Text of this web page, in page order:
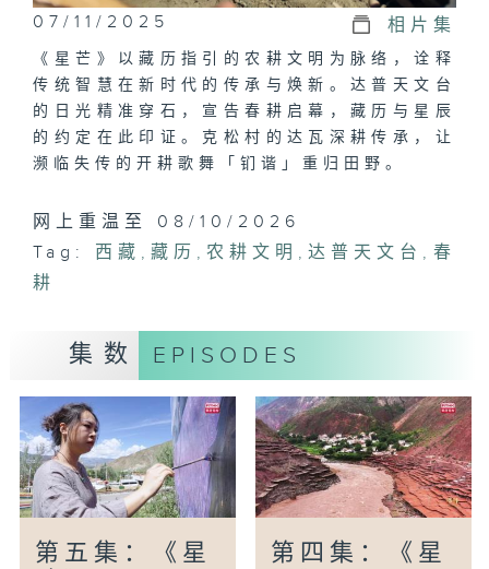
07/11/2025 相片集
《星芒》以藏历指引的农耕文明为脉络，诠释
传统智慧在新时代的传承与焕新。达普天文台
的日光精准穿石，宣告春耕启幕，藏历与星辰
的约定在此印证。克松村的达瓦深耕传承，让
濒临失传的开耕歌舞「钔谐」重归田野。
网上重温至 08/10/2026
Tag:
西藏 , 藏历 , 农耕文明 ,达普天文台 , 春
耕
集数 EPISODES
第五集：《星
第四集：《星